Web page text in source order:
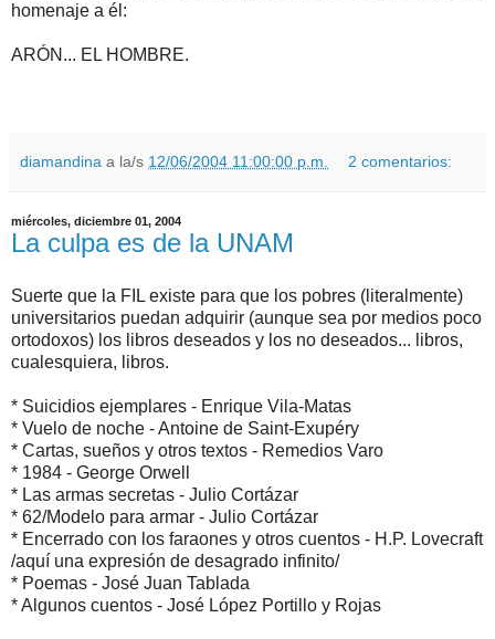
homenaje a él:
ARÓN... EL HOMBRE.
diamandina a la/s 12/06/2004 11:00:00 p.m. 2 comentarios:
miércoles, diciembre 01, 2004
La culpa es de la UNAM
Suerte que la FIL existe para que los pobres (literalmente)
universitarios puedan adquirir (aunque sea por medios poco
ortodoxos) los libros deseados y los no deseados... libros,
cualesquiera, libros.
* Suicidios ejemplares - Enrique Vila-Matas
* Vuelo de noche - Antoine de Saint-Exupéry
* Cartas, sueños y otros textos - Remedios Varo
* 1984 - George Orwell
* Las armas secretas - Julio Cortázar
* 62/Modelo para armar - Julio Cortázar
* Encerrado con los faraones y otros cuentos - H.P. Lovecraft
/aquí una expresión de desagrado infinito/
* Poemas - José Juan Tablada
* Algunos cuentos - José López Portillo y Rojas